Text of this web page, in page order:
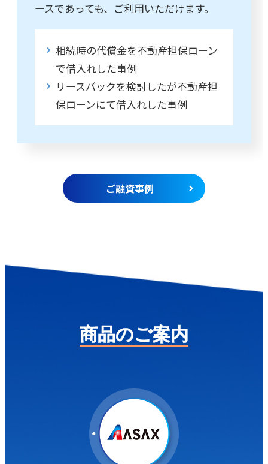
ースであっても、ご利用いただけます。
相続時の代償金を不動産担保ローン
で借入れした事例
リースバックを検討したが不動産担
保ローンにて借入れした事例
ご融資事例
商品のご案内